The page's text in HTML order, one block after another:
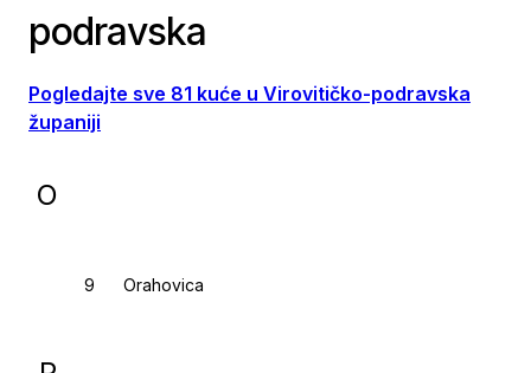
podravska
Pogledajte sve 81 kuće u Virovitičko-podravska
županiji
O
Orahovica